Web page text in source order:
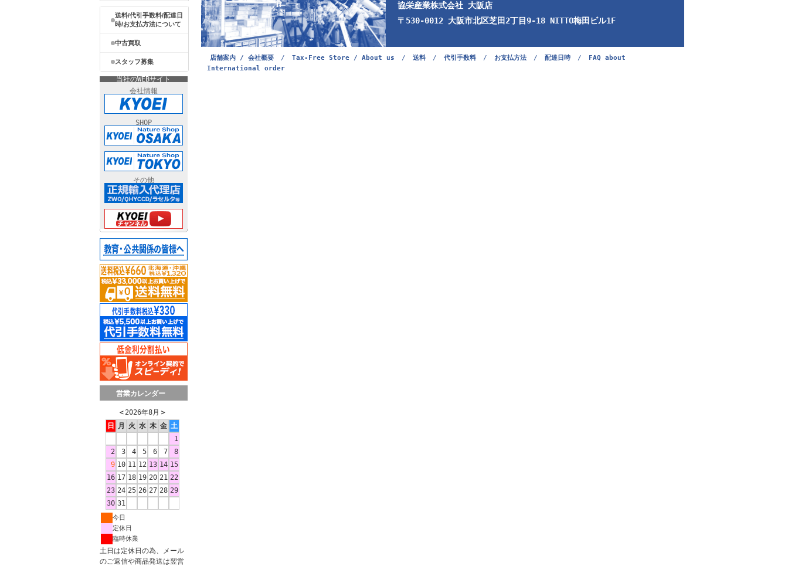
送料/代引手数料/配達日
時/お支払方法について
中古買取
スタッフ募集
当社のWEBサイト
会社情報
SHOP
その他
営業カレンダー
＜ 2026年8月 ＞
日
月 火 水 木 金 土
1
2
3 4 5 6 7
8
9 10 11 12 13 14 15
16 17 18 19 20 21 22
23 24 25 26 27 28 29
30 31
今日
定休日
臨時休業
土日は定休日の為、メール
のご返信や商品発送は翌営
協栄産業株式会社 大阪店
〒530-0012 大阪市北区芝田2丁目9-18 NITTO梅田ビル1F
店舗案内 / 会社概要 / Tax-Free Store / About us / 送料 / 代引手数料 / お支払方法 / 配達日時 /
FAQ about
International order